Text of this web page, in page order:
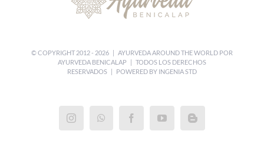
© COPYRIGHT 2012 - 2026 | AYURVEDA AROUND THE WORLD POR
AYURVEDA BENICALAP | TODOS LOS DERECHOS
RESERVADOS | POWERED BY INGENIA STD